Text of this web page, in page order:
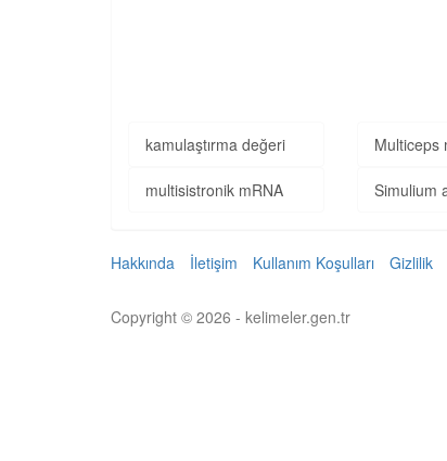
kamulaştırma değeri Multiceps
multisistronik mRNA Simulium
Hakkında İletişim Kullanım Koşulları Gizlilik
Copyright © 2026 - kelimeler.gen.tr